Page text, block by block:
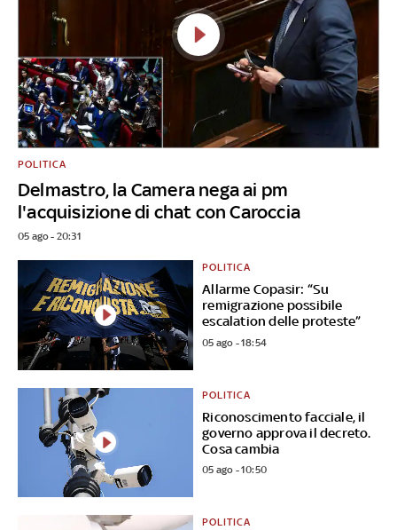
Delmastro, la Camera nega ai pm
l'acquisizione di chat con Caroccia
POLITICA
05 ago - 20:31
Allarme Copasir: “Su
remigrazione possibile
escalation delle proteste”
POLITICA
05 ago - 18:54
Riconoscimento facciale, il
governo approva il decreto.
Cosa cambia
POLITICA
05 ago - 10:50
POLITICA